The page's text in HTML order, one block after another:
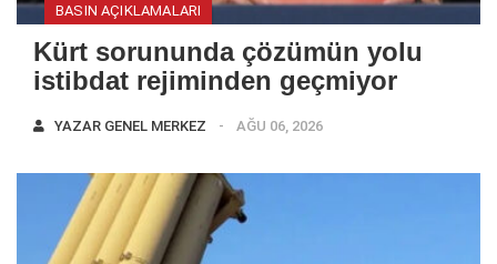
BASIN AÇIKLAMALARI
Kürt sorununda çözümün yolu
istibdat rejiminden geçmiyor
YAZAR GENEL MERKEZ AĞU 06, 2026